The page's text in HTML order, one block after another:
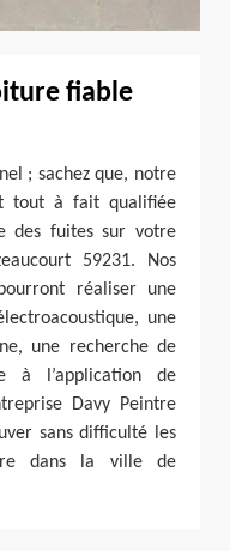
fiable
; sachez que, notre
tout à fait qualifiée
des fuites sur votre
59231. Nos
réaliser une
une
une recherche de
à l’application de
Davy Peintre
sans difficulté les
dans la ville de